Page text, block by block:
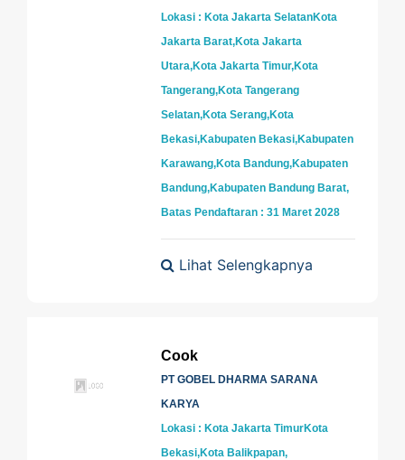
Lokasi : Kota Jakarta SelatanKota
Jakarta Barat,Kota Jakarta
Utara,Kota Jakarta Timur,Kota
Tangerang,Kota Tangerang
Selatan,Kota Serang,Kota
Bekasi,Kabupaten Bekasi,Kabupaten
Karawang,Kota Bandung,Kabupaten
Bandung,Kabupaten Bandung Barat,
Batas Pendaftaran : 31 Maret 2028
Lihat Selengkapnya
Cook
PT GOBEL DHARMA SARANA
KARYA
Lokasi : Kota Jakarta TimurKota
Bekasi,Kota Balikpapan,